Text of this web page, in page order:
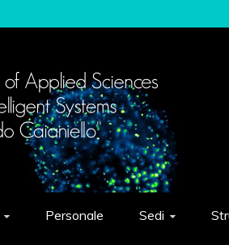
and Intelligent
Personale Sedi